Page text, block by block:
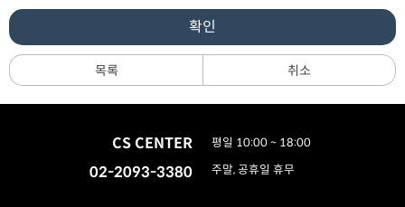
확인
목록 취소
CS CENTER
02-2093-3380
평일 10:00 ~ 18:00
주말, 공휴일 휴무